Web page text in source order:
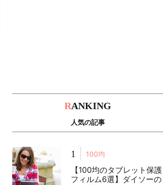
RANKING
人気の記事
1 100均
【100均のタブレット保護
フィルム6選】ダイソーの